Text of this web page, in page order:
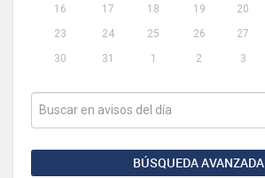
16
17 18 19 20
23
24 25 26 27
30
31 1 2 3
BÚSQUEDA AVANZADA